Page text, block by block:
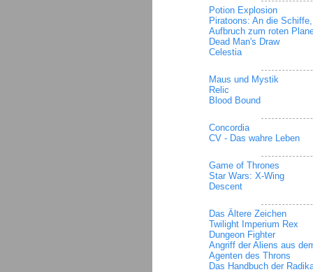
Potion Explosion
Piratoons: An die
Aufbruch zum roten
Dead Man's Draw
Celestia
Maus und Mystik
Relic
Blood Bound
Concordia
CV - Das wahre Leben
Game of Thrones
Star Wars: X-Wing
Descent
Das Ältere Zeichen
Twilight Imperium Rex
Dungeon Fighter
Angriff der Aliens aus
Agenten des Throns
Das Handbuch der